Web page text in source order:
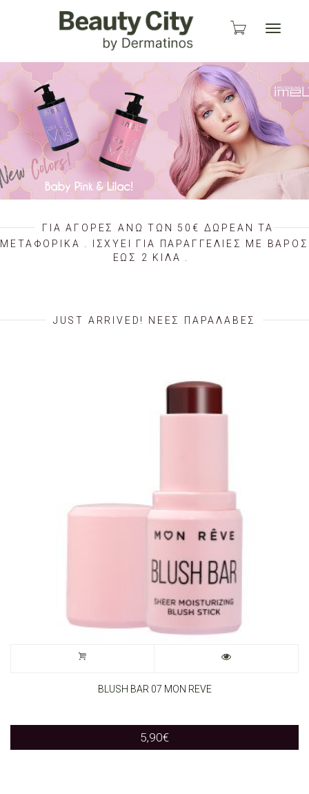
ΓΙΑ ΑΓΟΡΕΣ ΑΝΩ ΤΩΝ 50€ ΔΩΡΕΑΝ ΤΑ
ΜΕΤΑΦΟΡΙΚΑ . IΣΧΥΕΙ ΓΙΑ ΠΑΡΑΓΓΕΛΙΕΣ ΜΕ ΒΑΡΟΣ
ΕΩΣ 2 ΚΙΛΑ .
JUST ARRIVED! ΝΕΕΣ ΠΑΡΑΛΑΒΕΣ
BLUSH BAR 07 MON REVE
5,90€